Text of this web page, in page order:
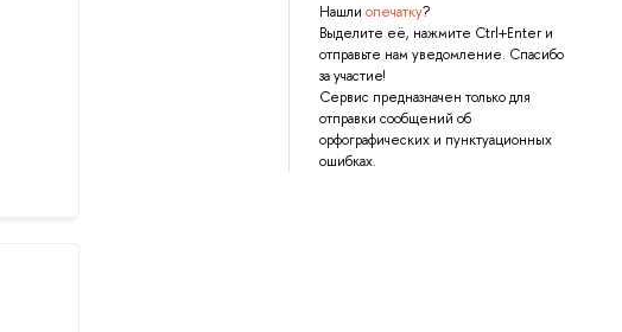
Нашли опечатку?
Выделите её, нажмите Ctrl+Enter и
отправьте нам уведомление. Спасибо
за участие!
Сервис предназначен только для
отправки сообщений об
орфографических и пунктуационных
ошибках.